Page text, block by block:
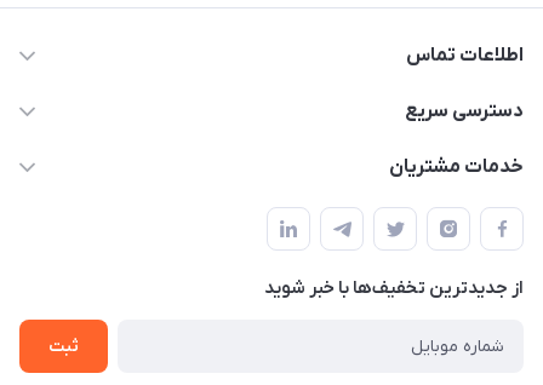
اطلاعات تماس
info@shakhesit.com
فروش فقط آنلاین فروش حضوری با هماهنگی قبلی با تشکر / واحد
اداری : تهران تهران استان: تهران، شهرستان : تهران، بخش : مرکزی،
بست پنجم، پلاک: 1.0، طبقه: 3، واحد: غربی، / واحد فروش :تهران،
دسترسی سریع
حساب کاربری
لیست محصولات
درباره ما
خدمات مشتریان
قوانین و مقررات
حریم خصوصی
راهنما
از جدید‌ترین تخفیف‌ها با‌ خبر شوید
ثبت